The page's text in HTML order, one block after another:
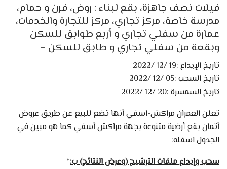
فيلات نصف جاهزة، بقع لبناء : روض، فرن و حمام،
مدرسة خاصة، مركز تجاري، مركز للتجارة والخدمات،
عمارة من سفلي تجاري و أربع طوابق للسكن
وبقعة من سفلي تجاري و طابق للسكن –
تاريخ الإيداع :19 /12 /2022
تاريخ السحب :05 /12 /2022
تاريخ السمسرة :20 /12 /2022
تعلن العمران مراكش-اسفي أنها تضع للبيع عن طريق عروض
أثمان بقع أرضية متنوعة بجهة مراكش أسفي كما هو مبين في
الجدول اسفله:
سحب وإيداع ملفات الترشيح (وعرض النتائج) ب:*